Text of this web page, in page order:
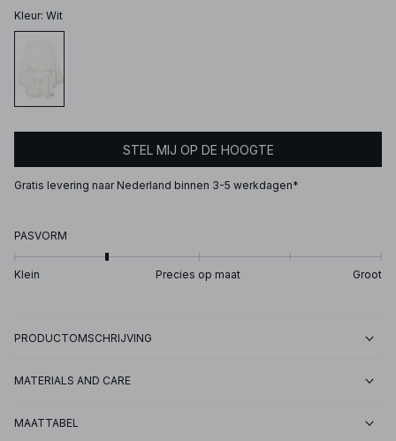
Kleur: Wit
STEL MIJ OP DE HOOGTE
Gratis levering naar Nederland binnen 3-5 werkdagen*
PASVORM
Klein Precies op maat Groot
PRODUCTOMSCHRIJVING
MATERIALS AND CARE
MAATTABEL